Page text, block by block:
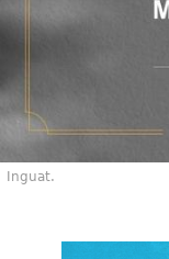
Inguat.